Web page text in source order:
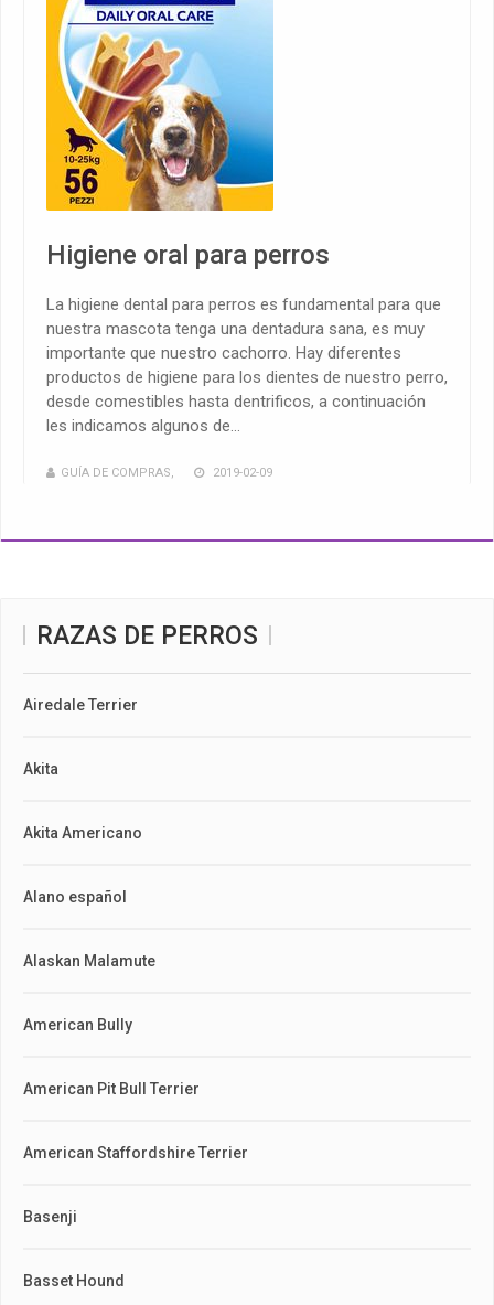
Higiene oral para perros
La higiene dental para perros es fundamental para que
nuestra mascota tenga una dentadura sana, es muy
importante que nuestro cachorro. Hay diferentes
productos de higiene para los dientes de nuestro perro,
desde comestibles hasta dentrificos, a continuación
les indicamos algunos de...
GUÍA DE COMPRAS, 2019-02-09
RAZAS DE PERROS
Airedale Terrier
Akita
Akita Americano
Alano español
Alaskan Malamute
American Bully
American Pit Bull Terrier
American Staffordshire Terrier
Basenji
Basset Hound